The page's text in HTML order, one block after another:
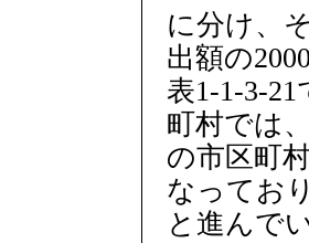
に分け、
出額の
表1-1-3-
町村では
の市区町
なってお
と進んで